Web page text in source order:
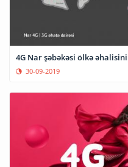
4G Nar şəbəkəsi ölkə
30-09-2019